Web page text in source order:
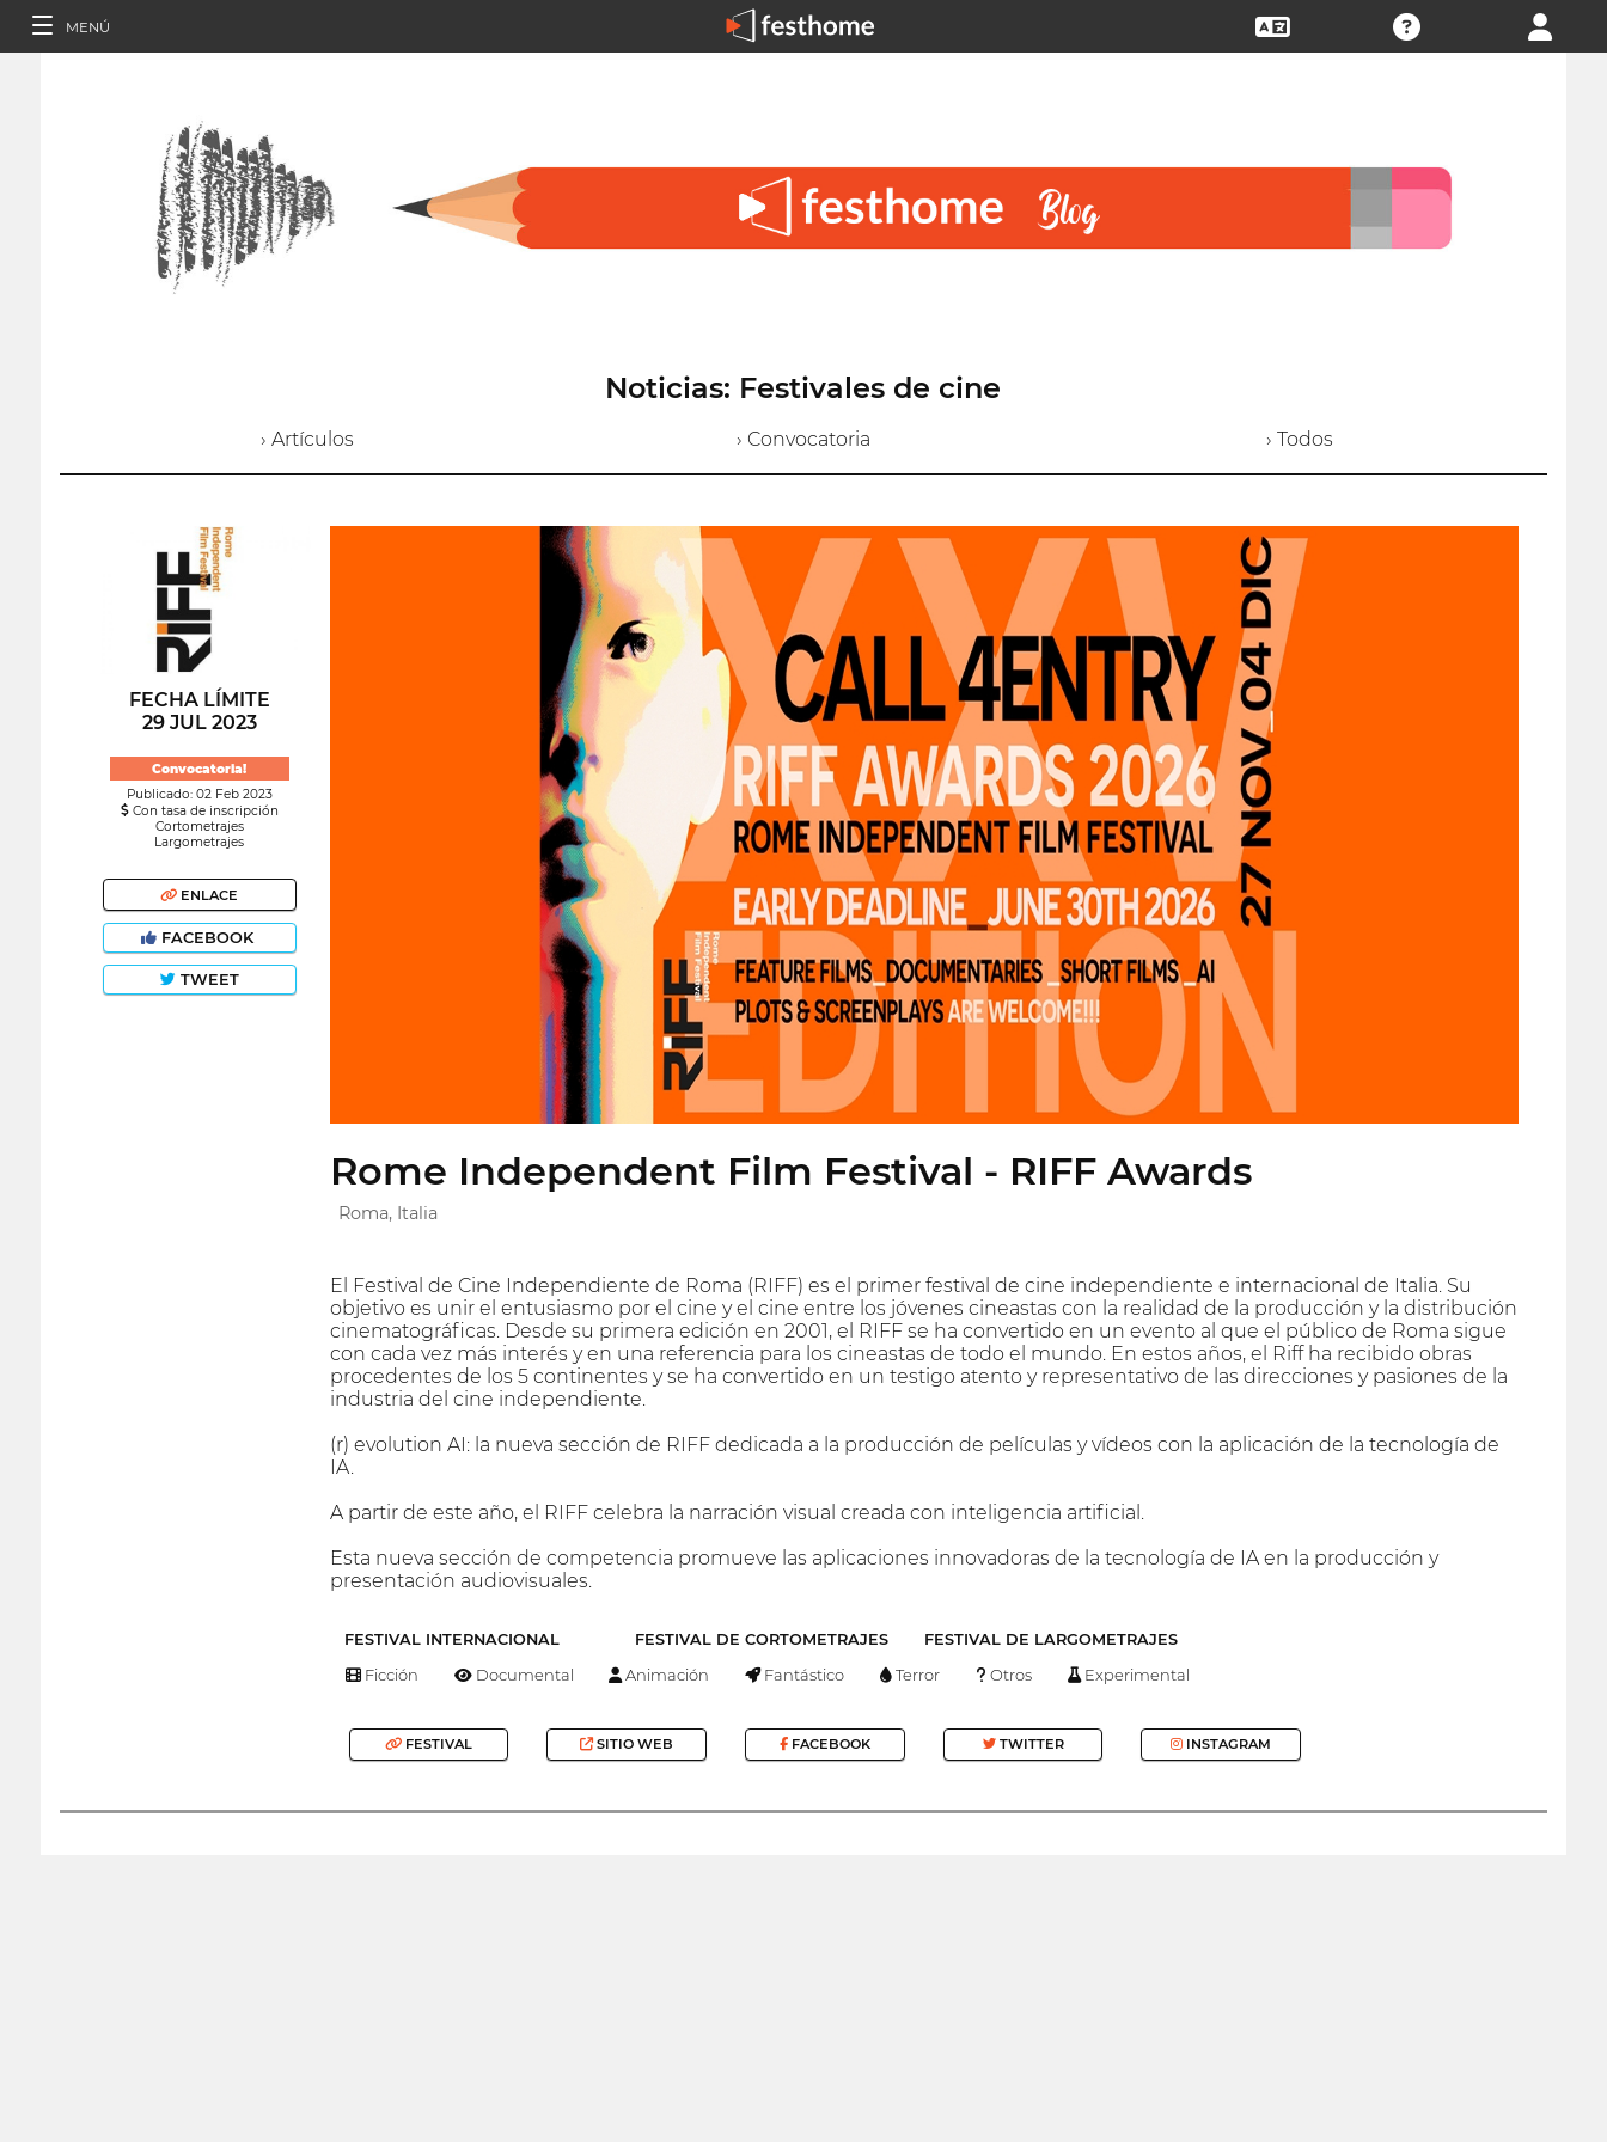
MENÚ
Noticias: Festivales de cine
› Artículos › Convocatoria › Todos
FECHA LÍMITE
29 JUL 2023
Convocatoria!
Publicado: 02 Feb 2023
Con tasa de inscripción
Cortometrajes
Largometrajes
ENLACE
FACEBOOK
TWEET
Rome Independent Film Festival - RIFF Awards
Roma, Italia
El Festival de Cine Independiente de Roma (RIFF) es el primer festival de cine independiente e internacional de Italia. Su
objetivo es unir el entusiasmo por el cine y el cine entre los jóvenes cineastas con la realidad de la producción y la distribución
cinematográficas. Desde su primera edición en 2001, el RIFF se ha convertido en un evento al que el público de Roma sigue
con cada vez más interés y en una referencia para los cineastas de todo el mundo. En estos años, el Riff ha recibido obras
procedentes de los 5 continentes y se ha convertido en un testigo atento y representativo de las direcciones y pasiones de la
industria del cine independiente.
(r) evolution AI: la nueva sección de RIFF dedicada a la producción de películas y vídeos con la aplicación de la tecnología de
IA.
A partir de este año, el RIFF celebra la narración visual creada con inteligencia artificial.
Esta nueva sección de competencia promueve las aplicaciones innovadoras de la tecnología de IA en la producción y
presentación audiovisuales.
FESTIVAL INTERNACIONAL FESTIVAL DE CORTOMETRAJES FESTIVAL DE LARGOMETRAJES
Ficción Documental Animación Fantástico Terror Otros Experimental
FESTIVAL SITIO WEB FACEBOOK TWITTER INSTAGRAM